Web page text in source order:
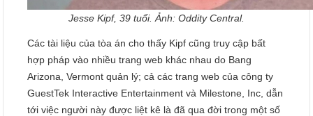
Jesse Kipf, 39 tuổi. Ảnh: Oddity Central.
Các tài liệu của tòa án cho thấy Kipf cũng truy cập bất
hợp pháp vào nhiều trang web khác nhau do Bang
Arizona, Vermont quản lý; cả các trang web của công ty
GuestTek Interactive Entertainment và Milestone, Inc, dẫn
tới việc người này được liệt kê là đã qua đời trong một số